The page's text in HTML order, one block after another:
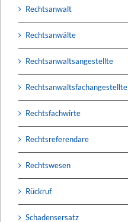
Rechtsanwalt
Rechtsanwälte
Rechtsanwaltsangestellte
Rechtsanwaltsfachangestellte
Rechtsfachwirte
Rechtsreferendare
Rechtswesen
Rückruf
Schadensersatz